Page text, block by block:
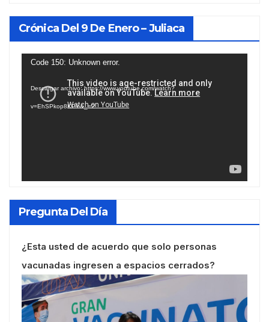
Crónica Del 9 De Enero – Juliaca
Reproductor
vídeo
Code 150: Unknown error.
Descargar archivo: https://www.youtube.com/watch?
v=EhSPkop8KPY&_=2
Pregunta Del Día
¿Esta usted de acuerdo que solo personas
vacunadas ingresen a espacios cerrados?